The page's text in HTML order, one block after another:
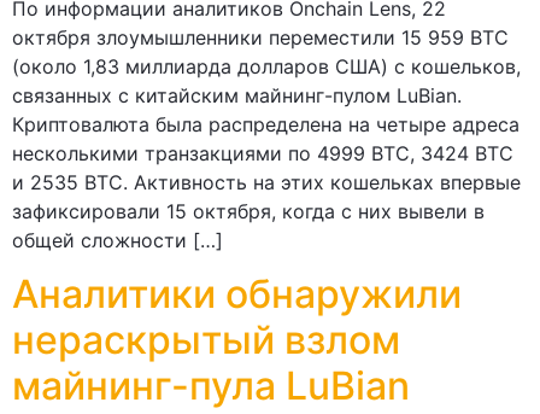
По информации аналитиков Onchain Lens, 22
октября злоумышленники переместили 15 959 BTC
(около 1,83 миллиарда долларов США) с кошельков,
связанных с китайским майнинг-пулом LuBian.
Криптовалюта была распределена на четыре адреса
несколькими транзакциями по 4999 BTC, 3424 BTC
и 2535 BTC. Активность на этих кошельках впервые
зафиксировали 15 октября, когда с них вывели в
общей сложности […]
Аналитики обнаружили
нераскрытый взлом
майнинг-пула LuBian